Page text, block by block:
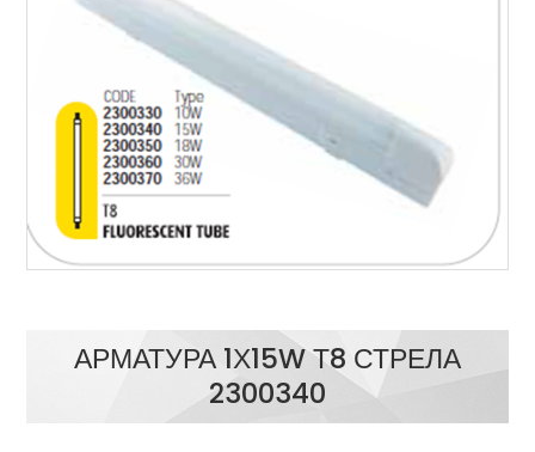
АРМАТУРА 1Х15W Т8 СТРЕЛА
2300340